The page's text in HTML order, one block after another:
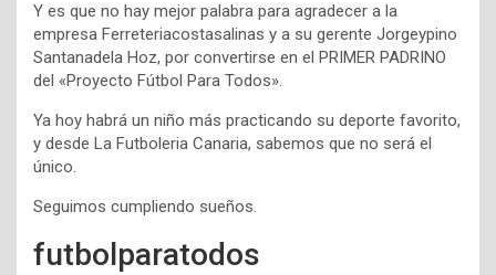
Y es que no hay mejor palabra para agradecer a la
empresa Ferreteriacostasalinas y a su gerente Jorgeypino
Santanadela Hoz, por convertirse en el PRIMER PADRINO
del «Proyecto Fútbol Para Todos».
Ya hoy habrá un niño más practicando su deporte favorito,
y desde La Futboleria Canaria, sabemos que no será el
único.
Seguimos cumpliendo sueños.
futbolparatodos